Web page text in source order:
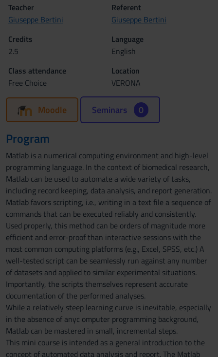
Teacher
Giuseppe Bertini
Referent
Giuseppe Bertini
Credits
2.5
Language
English
Class attendance
Free Choice
Location
VERONA
Moodle Seminars 0
Program
Matlab is a numerical computing environment and high-level
programming language. In the context of biomedical research,
Matlab can be used to automate a wide variety of tasks,
including record keeping, data analysis, and report generation.
Matlab favors scripting, i.e., writing in a text file a sequence of
commands that can be executed reliably and consistently.
Used properly, this method can be orders of magnitude more
efficient and error-proof than interactive sessions with the
most common computing platforms (e.g., Excel, SPSS, etc.) A
well-tested script can be seamlessly run against any number
of datasets and applied to similar experimental situations.
Importantly, the scripts themselves represent accurate
documentation of the performed analyses.
While a relatively steep learning curve is inevitable, especially
in the absence of anyc omputer programming background,
Matlab can be mastered in small, incremental steps.
This mini course is intended as a general introduction to the
concept of automated data analysis and report. The Matlab